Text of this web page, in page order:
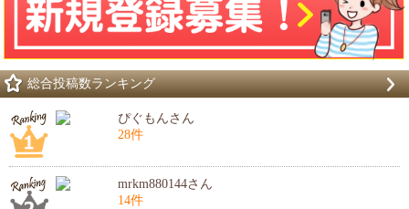
総合投稿数ランキング
ぴぐもんさん
28件
mrkm880144さん
14件